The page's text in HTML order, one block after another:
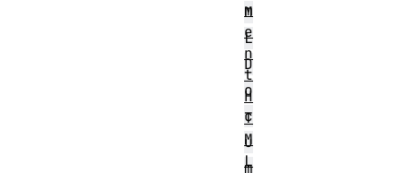
M
L
D
o
c
u
m
m
e
n
t
H
T
M
L